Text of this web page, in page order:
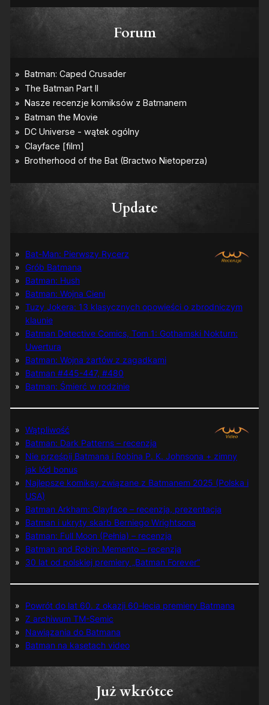
Forum
Update
Bat-Man: Pierwszy Rycerz
Grób Batmana
Batman: Hush
Batman: Wojna Cieni
Tuzy Jokera: 13 klasycznych opowieści o zbrodniczym
klaunie
Batman Detective Comics, Tom 1: Gothamski Nokturn:
Uwertura
Batman: Wojna żartów z zagadkami
Batman #445-447, #480
Batman: Śmierć w rodzinie
Wątpliwość
Batman: Dark Patterns – recenzja
Nie prześpij Batmana i Robina P. K. Johnsona + zimny
jak lód bonus
Najlepsze komiksy związane z Batmanem 2025 (Polska i
USA)
Batman Arkham: Clayface – recenzja, prezentacja
Batman i ukryty skarb Berniego Wrightsona
Batman: Full Moon (Pełnia) – recenzja
Batman and Robin: Memento – recenzja
30 lat od polskiej premiery „Batman Forever”
Powrót do lat 60. z okazji 60-lecia premiery Batmana
Z archiwum TM-Semic
Nawiązania do Batmana
Batman na kasetach video
Już wkrótce